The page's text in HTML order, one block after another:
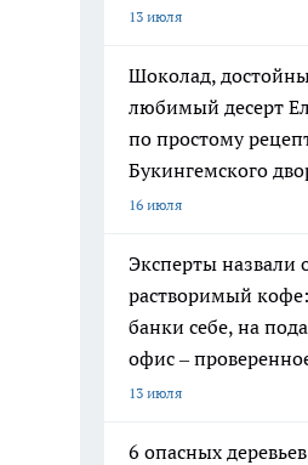
13 июля
Шоколад,
любимый десерт
по простому
Букингемского
16 июля
Эксперты назвали
растворимый
банки себе, на
офис –
13 июля
6 опасных